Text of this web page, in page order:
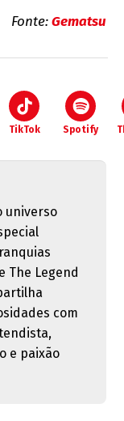
Fonte:Gematsu
TikTok Spotify
universo
The Legend
com
e paixão